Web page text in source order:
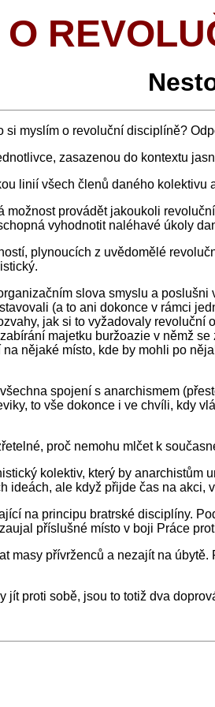
O
myslím o revoluční disciplíně?
zasazenou do kontextu
linií všech členů daného kolektivu
provádět jakoukoli
vyhodnotit naléhavé úkoly
plynoucích z uvědomělé
slova smyslu a
(a to ani dokonce v rámci
jak si to vyžadovaly
majetku buržoazie v němž
nějaké místo, kde by mohli po
spojení s anarchismem
to vše dokonce i ve chvíli, kdy
proč nemohu mlčet k
kolektiv, který by
ideách, ale když přijde čas na akci,
na principu bratrské disciplíny.
příslušné místo v boji Práce
masy přívrženců a nezajít na
proti sobě, jsou to totiž dva